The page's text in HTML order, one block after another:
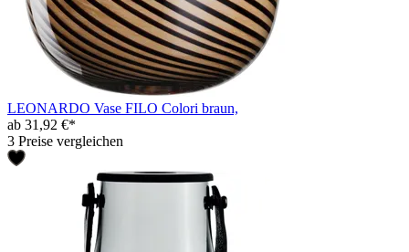
LEONARDO Vase FILO Colori braun,
ab 31,92 €*
3 Preise vergleichen